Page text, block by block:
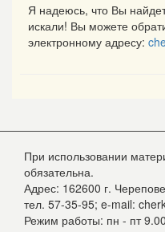
Я надеюсь, что Вы
искали! Вы можете
электронному адресу:
При использовании
обязательна.
Адрес: 162600 г.
тел. 57-35-95; e-mail:
Режим работы: пн - пт